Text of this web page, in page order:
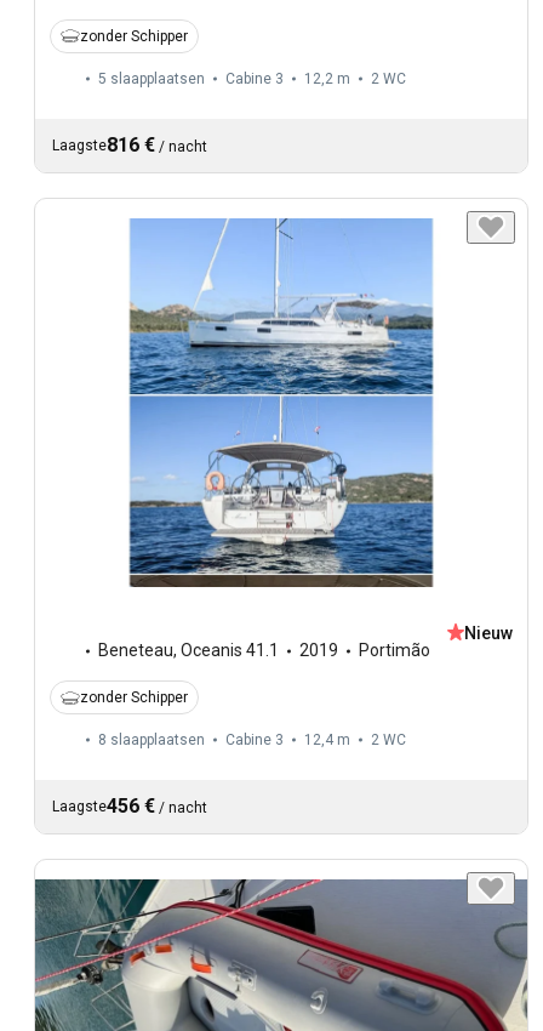
zonder Schipper
5 slaapplaatsen Cabine 3 12,2 m 2 WC
Laagste816 € / nacht
Beneteau, Oceanis 41.1 2019 Portimão
Nieuw
zonder Schipper
8 slaapplaatsen Cabine 3 12,4 m 2 WC
Laagste456 € / nacht